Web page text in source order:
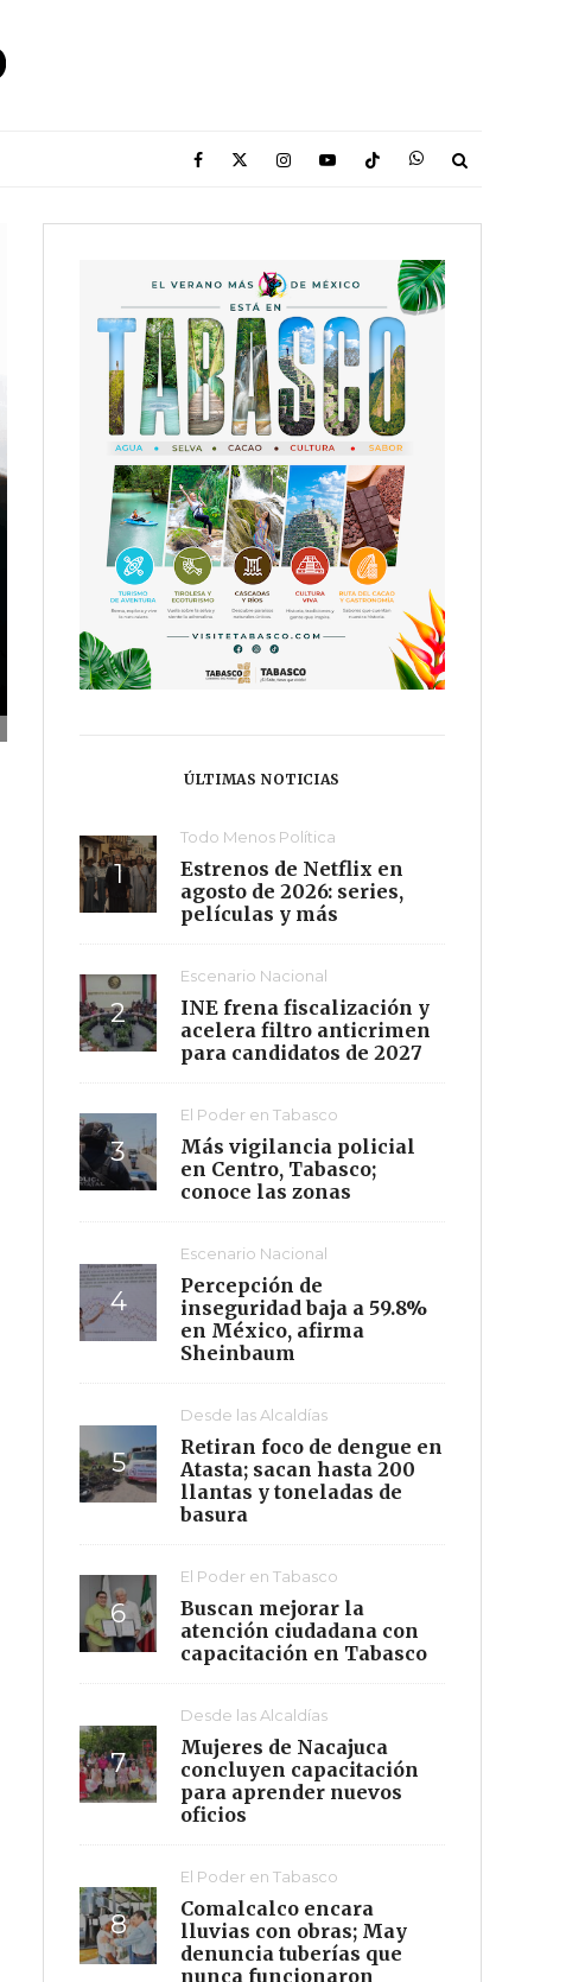
ÚLTIMAS NOTICIAS
Todo Menos Política
Estrenos de Netflix en
agosto de 2026: series,
películas y más
Escenario Nacional
INE frena fiscalización y
acelera filtro anticrimen
para candidatos de 2027
El Poder en Tabasco
Más vigilancia policial
en Centro, Tabasco;
conoce las zonas
Escenario Nacional
Percepción de
inseguridad baja a 59.8%
en México, afirma
Sheinbaum
Desde las Alcaldías
Retiran foco de dengue en
Atasta; sacan hasta 200
llantas y toneladas de
basura
El Poder en Tabasco
Buscan mejorar la
atención ciudadana con
capacitación en Tabasco
Desde las Alcaldías
Mujeres de Nacajuca
concluyen capacitación
para aprender nuevos
oficios
El Poder en Tabasco
Comalcalco encara
lluvias con obras; May
denuncia tuberías que
nunca funcionaron